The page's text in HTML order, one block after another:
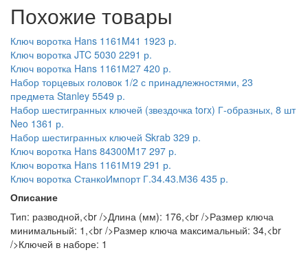
Похожие товары
Ключ воротка Hans 1161M41 1923 р.
Ключ воротка JTC 5030 2291 р.
Ключ воротка Hans 1161М27 420 р.
Набор торцевых головок 1/2 с принадлежностями, 23
предмета Stanley 5549 р.
Набор шестигранных ключей (звездочка torx) Г-образных, 8 шт
Neo 1361 р.
Набор шестигранных ключей Skrab 329 р.
Ключ воротка Hans 84300M17 297 р.
Ключ воротка Hans 1161М19 291 р.
Ключ воротка СтанкоИмпорт Г.34.43.М36 435 р.
Описание
Тип: разводной,<br />Длина (мм): 176,<br />Размер ключа
минимальный: 1,<br />Размер ключа максимальный: 34,<br
/>Ключей в наборе: 1